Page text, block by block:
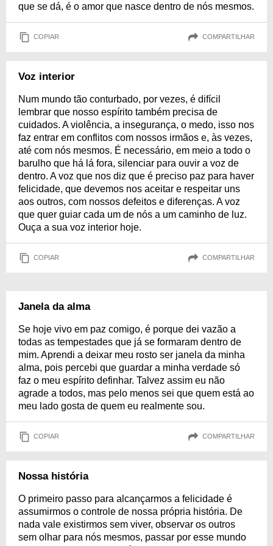
que se dá, é o amor que nasce dentro de nós mesmos.
COPIAR COMPARTILHAR
Voz interior
Num mundo tão conturbado, por vezes, é difícil
lembrar que nosso espírito também precisa de
cuidados. A violência, a insegurança, o medo, isso nos
faz entrar em conflitos com nossos irmãos e, às vezes,
até com nós mesmos. É necessário, em meio a todo o
barulho que há lá fora, silenciar para ouvir a voz de
dentro. A voz que nos diz que é preciso paz para haver
felicidade, que devemos nos aceitar e respeitar uns
aos outros, com nossos defeitos e diferenças. A voz
que quer guiar cada um de nós a um caminho de luz.
Ouça a sua voz interior hoje.
COPIAR COMPARTILHAR
Janela da alma
Se hoje vivo em paz comigo, é porque dei vazão a
todas as tempestades que já se formaram dentro de
mim. Aprendi a deixar meu rosto ser janela da minha
alma, pois percebi que guardar a minha verdade só
faz o meu espírito definhar. Talvez assim eu não
agrade a todos, mas pelo menos sei que quem está ao
meu lado gosta de quem eu realmente sou.
COPIAR COMPARTILHAR
Nossa história
O primeiro passo para alcançarmos a felicidade é
assumirmos o controle de nossa própria história. De
nada vale existirmos sem viver, observar os outros
sem olhar para nós mesmos, passar por esse mundo